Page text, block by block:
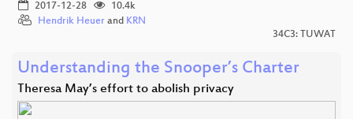
2017-12-28
10.4k
Hendrik Heuer and KRN
34C3: TUWAT
Understanding the Snooper’s Charter
Theresa May’s effort to abolish privacy